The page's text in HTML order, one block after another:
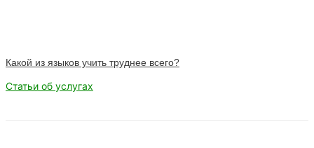
Какой из языков учить труднее всего?
Статьи об услугах